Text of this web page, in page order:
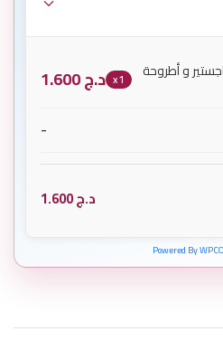
و أطروحة x1 د.ج
-
د.ج
Powered By